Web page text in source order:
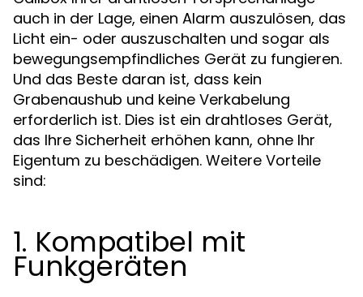
auch in der Lage, einen Alarm auszulösen, das
Licht ein- oder auszuschalten und sogar als
bewegungsempfindliches Gerät zu fungieren.
Und das Beste daran ist, dass kein
Grabenaushub und keine Verkabelung
erforderlich ist. Dies ist ein drahtloses Gerät,
das Ihre Sicherheit erhöhen kann, ohne Ihr
Eigentum zu beschädigen. Weitere Vorteile
sind:
1. Kompatibel mit
Funkgeräten